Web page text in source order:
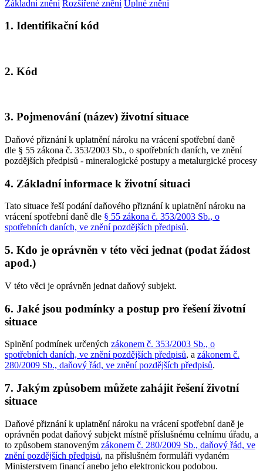
Základní znění Rozšířené znění Úplné znění
1. Identifikační kód
2. Kód
3. Pojmenování (název) životní situace
Daňové přiznání k uplatnění nároku na vrácení spotřební daně
dle § 55 zákona č. 353/2003 Sb., o spotřebních daních, ve znění
pozdějších předpisů - mineralogické postupy a metalurgické procesy
4. Základní informace k životní situaci
Tato situace řeší podání daňového přiznání k uplatnění nároku na
vrácení spotřební daně dle § 55 zákona č. 353/2003 Sb., o
spotřebních daních, ve znění pozdějších předpisů.
5. Kdo je oprávněn v této věci jednat (podat žádost
apod.)
V této věci je oprávněn jednat daňový subjekt.
6. Jaké jsou podmínky a postup pro řešení životní
situace
Splnění podmínek určených zákonem č. 353/2003 Sb., o
spotřebních daních, ve znění pozdějších předpisů, a zákonem č.
280/2009 Sb., daňový řád, ve znění pozdějších předpisů.
7. Jakým způsobem můžete zahájit řešení životní
situace
Daňové přiznání k uplatnění nároku na vrácení spotřební daně je
oprávněn podat daňový subjekt místně příslušnému celnímu úřadu, a
to způsobem stanoveným zákonem č. 280/2009 Sb., daňový řád, ve
znění pozdějších předpisů, na příslušném formuláři vydaném
Ministerstvem financí anebo jeho elektronickou podobou.